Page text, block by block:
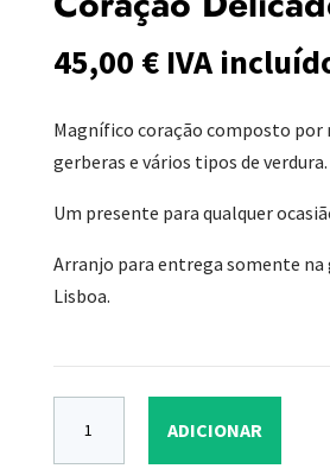
45,00 € IVA
Magnífico coração composto por
gerberas e vários tipos de verdura.
Um presente para qualquer
Arranjo para entrega somente na
Lisboa.
ADICIONAR